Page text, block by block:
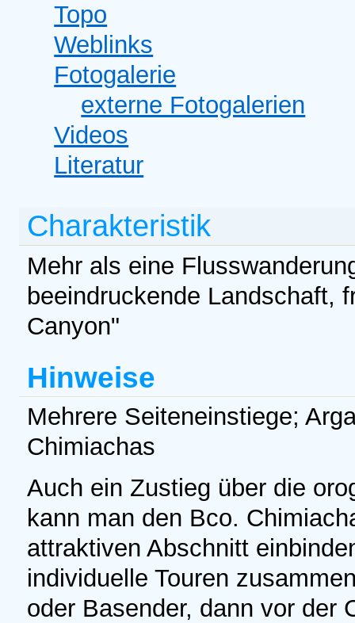
Topo
Weblinks
Fotogalerie
externe Fotogalerien
Videos
Literatur
Charakteristik
Mehr als eine
beeindruckende Landschaft,
Canyon"
Hinweise
Mehrere Seiteneinstiege;
Chimiachas
Auch ein Zustieg über die
kann man den Bco.
attraktiven Abschnitt
individuelle Touren
oder Basender, dann vor der